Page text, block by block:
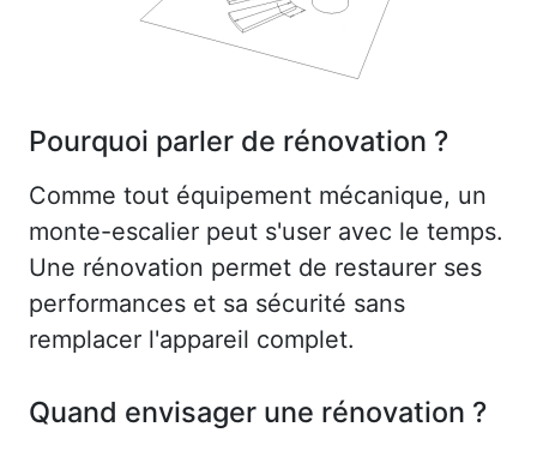
Pourquoi parler de rénovation ?
Comme tout équipement mécanique, un
monte-escalier peut s'user avec le temps.
Une rénovation permet de restaurer ses
performances et sa sécurité sans
remplacer l'appareil complet.
Quand envisager une rénovation ?